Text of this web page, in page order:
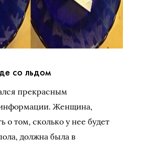
со льдом
прекрасным
Женщина,
о том, сколько у нее будет
должна была в